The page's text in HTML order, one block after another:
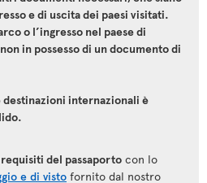
e di uscita dei paesi visitati.
o l’ingresso nel paese di
in possesso di un documento di
destinazioni internazionali è
del passaporto con lo
e di visto fornito dal nostro